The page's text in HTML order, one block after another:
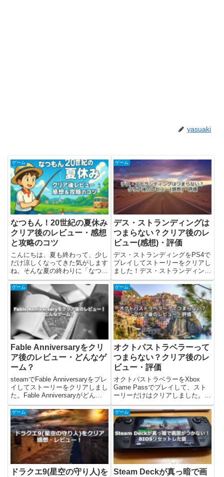
yasuaki
ゲーム
なつもん！20世紀の夏休み
クリア後のレビュー・感想
と攻略のコツ
こんにちは、夏も終わって、少し
だけ涼しくなってきた気がします
ね。そんな夏の終わりに「なつも
ん！20世紀の夏休み」をプレイ
＆クリアしたので、ゲームの紹介
とレビュー・感想と攻略のコツを
書きました。なつもん！20世紀
の夏休みとは？なつもん！20世...
ゲーム
デス・ストランディングは
つまらない？クリア後のレ
ビュー(感想)・評価
デス・ストランディングをPS4で
プレイしてストーリーをクリアし
ました！デス・ストランディング
について、どんなゲームか記載し
て、筆者の独断と偏見でクリア後
のレビューを書いていきます。筆
者としては、ストーリーや世界観
が独特で面白いなと感じました...
ゲーム
Fable Anniversaryをクリ
ア後のレビュー・どんなゲ
ーム？
steamでFable Anniversaryをプレ
イしてストーリーをクリアしまし
た。Fable Anniversaryがどんな
ゲームか簡単に解説して、筆者の
レビューについて書いています。
Fable Anniversaryってどんなゲ
ーム？...
ゲーム
オクトパストラベラーって
つまらない？クリア後のレ
ビュー・評価
オクトパストラベラーをXbox
Game Passでプレイして、スト
ーリーだけはクリアしました。ど
んなゲームか簡単にまとめて、筆
者の観点からレビュー(感想)をや
っていきます。個人的には、下記
の人なら楽しめるのかなと思いま
した。・短いストーリ...
ゲーム
ドラクエ9(星空の守り人)を
ゲーム
Steam Deckが真っ暗で画